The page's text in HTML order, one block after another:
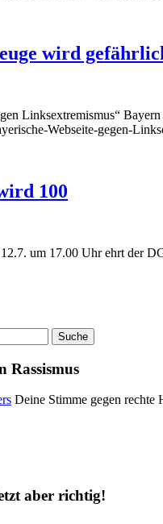
wird
Linksextremismus“
Webseite-gegen-
100
um 17.00 Uhr ehrt der
Rassismus
Deine Stimme gegen rechte
aber richtig!